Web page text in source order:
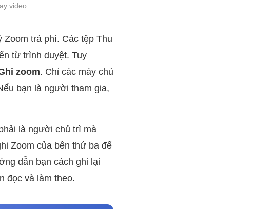
video
trả phí. Các tệp Thu
từ trình duyệt. Tuy
zoom. Chỉ các máy chủ
bạn là người tham gia,
là người chủ trì mà
Zoom của bên thứ ba để
dẫn bạn cách ghi lại
đọc và làm theo.